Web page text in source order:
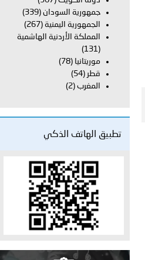
جمهورية السودان (339)
الجمهورية اليمنية (267)
المملكة الأردنية الهاشمية
(131)
موريتانيا (78)
قطر (54)
المغرب (2)
تطبيق الهاتف الذكي